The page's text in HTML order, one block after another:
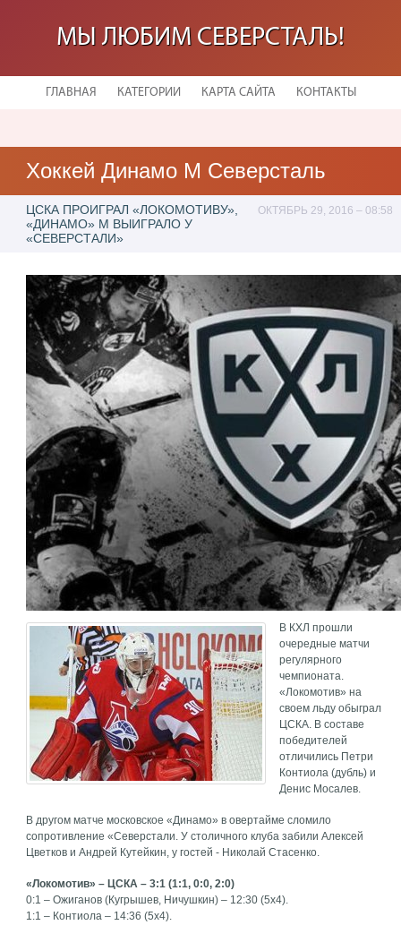
МЫ ЛЮБИМ СЕВЕРСТАЛЬ!
ГЛАВНАЯ КАТЕГОРИИ КАРТА САЙТА КОНТАКТЫ
Хоккей Динамо М Северсталь
ЦСКА ПРОИГРАЛ «ЛОКОМОТИВУ»,
«ДИНАМО» М ВЫИГРАЛО У
«СЕВЕРСТАЛИ»
ОКТЯБРЬ 29, 2016 – 08:58
В КХЛ прошли
очередные матчи
регулярного
чемпионата.
«Локомотив» на
своем льду обыграл
ЦСКА. В составе
победителей
отличились Петри
Контиола (дубль) и
Денис Мосалев.
В другом матче московское «Динамо» в овертайме сломило
сопротивление «Северстали. У столичного клуба забили Алексей
Цветков и Андрей Кутейкин, у гостей - Николай Стасенко.
«Локомотив» – ЦСКА – 3:1 (1:1, 0:0, 2:0)
0:1 – Ожиганов (Кугрышев, Ничушкин) – 12:30 (5x4).
1:1 – Контиола – 14:36 (5x4).